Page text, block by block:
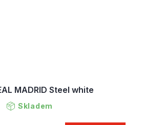
MADRID Steel white
Skladem